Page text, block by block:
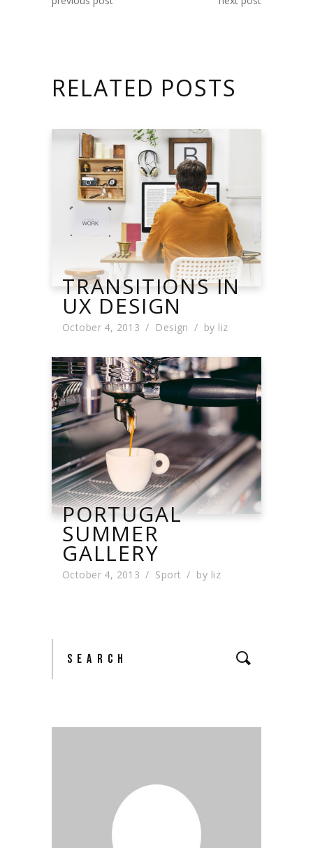
RELATED POSTS
TRANSITIONS IN
UX DESIGN
October 4, 2013 Design by liz
PORTUGAL
SUMMER
GALLERY
October 4, 2013 Sport by liz
Search